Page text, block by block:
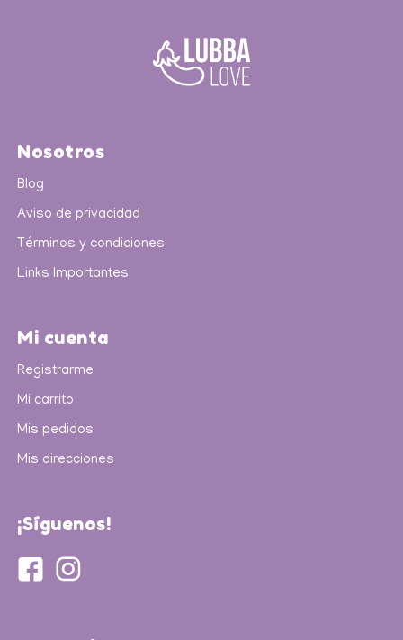
Nosotros
Blog
Aviso de privacidad
Términos y condiciones
Links Importantes
Mi cuenta
Registrarme
Mi carrito
Mis pedidos
Mis direcciones
¡Síguenos!